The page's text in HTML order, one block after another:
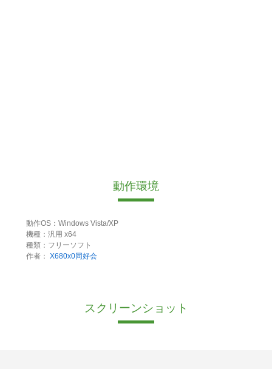
動作環境
動作OS：Windows Vista/XP
機種：汎用 x64
種類：フリーソフト
作者： X680x0同好会
スクリーンショット